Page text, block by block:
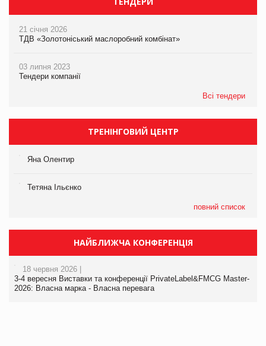
21 січня 2026
ТДВ «Золотоніський маслоробний комбінат»
03 липня 2023
Тендери компанії
Всі тендери
ТРЕНІНГОВИЙ ЦЕНТР
Яна Олентир
Тетяна Ільєнко
повний список
НАЙБЛИЖЧА КОНФЕРЕНЦІЯ
18 червня 2026 |
3-4 вересня Виставки та конференції PrivateLabel&FMCG Master-
2026: Власна марка - Власна перевага